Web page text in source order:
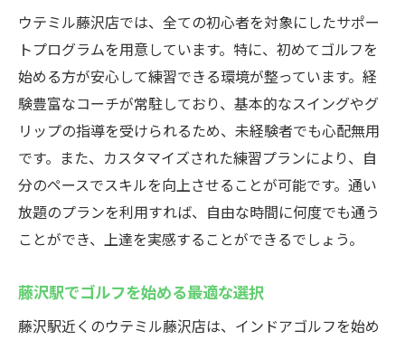
ウテミル藤沢店では、全ての初心者を対象にしたサポー
トプログラムを用意しています。特に、初めてゴルフを
始める方が安心して練習できる環境が整っています。経
験豊富なコーチが常駐しており、基本的なスイングやグ
リップの指導を受けられるため、未経験者でも心配無用
です。また、カスタマイズされた練習プランにより、自
分のペースでスキルを向上させることが可能です。通い
放題のプランを利用すれば、自由な時間に何度でも通う
ことができ、上達を実感することができるでしょう。
藤沢駅でゴルフを始める最適な選択
藤沢駅近くのウテミル藤沢店は、インドアゴルフを始め